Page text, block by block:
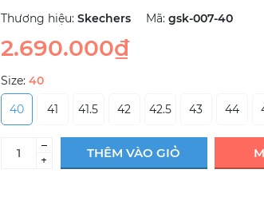
Thương hiệu: Skechers Mã: gsk-007-40
2.690.000₫
Size: 40
40
41 41.5 42 42.5 43 44
–
+
THÊM VÀO GIỎ